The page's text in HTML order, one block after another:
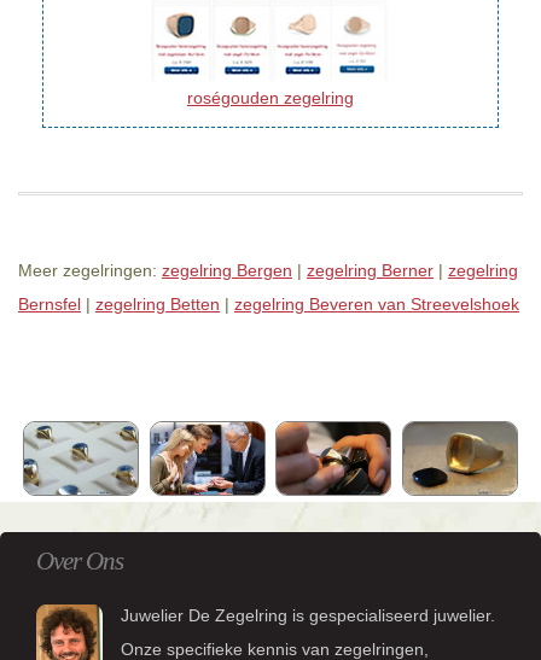
roségouden zegelring
Meer zegelringen: zegelring Bergen | zegelring Berner | zegelring
Bernsfel | zegelring Betten | zegelring Beveren van Streevelshoek
Over Ons
Juwelier De Zegelring is gespecialiseerd juwelier.
Onze specifieke kennis van zegelringen,